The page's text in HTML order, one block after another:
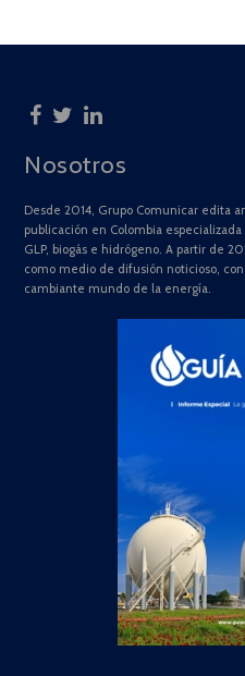
Nosotros
Desde 2014, Grupo Comunicar edita
publicación en Colombia
GLP, biogás e hidrógeno. A partir de
como medio de difusión noticioso,
cambiante mundo de la energía.